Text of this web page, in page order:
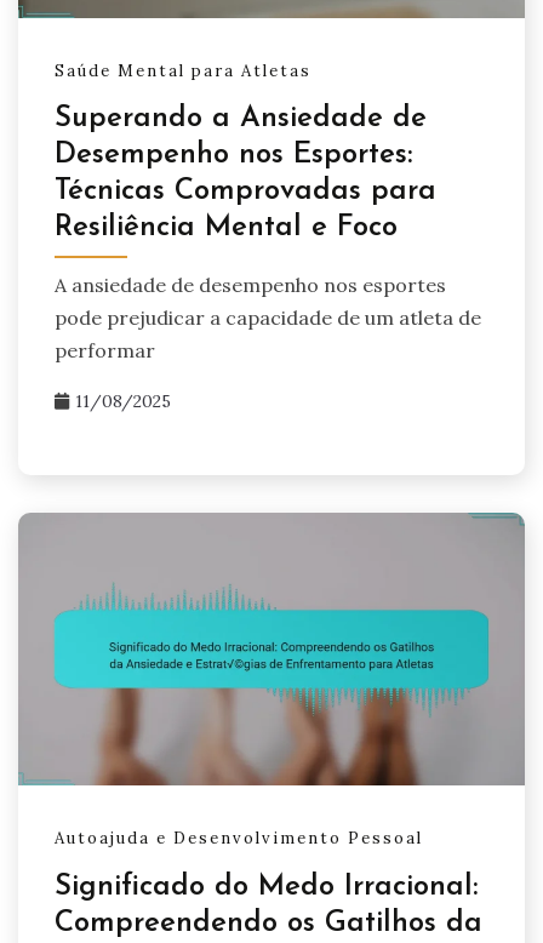
Saúde Mental para Atletas
Superando a Ansiedade de
Desempenho nos Esportes:
Técnicas Comprovadas para
Resiliência Mental e Foco
A ansiedade de desempenho nos esportes
pode prejudicar a capacidade de um atleta de
performar
11/08/2025
Autoajuda e Desenvolvimento Pessoal
Significado do Medo Irracional:
Compreendendo os Gatilhos da